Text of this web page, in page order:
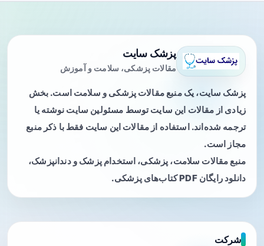
پزشک سایت
مقالات پزشکی، سلامت و آموزش
پزشک سایت، یک منبع مقالات پزشکی و سلامت است. بخش
زیادی از مقالات این سایت توسط مسئولین سایت نوشته یا
ترجمه شده‌اند. استفاده از مقالات این سایت فقط با ذکر منبع
مجاز است.
منبع مقالات سلامت، پزشکی، استخدام پزشک و دندانپزشک،
دانلود رایگان PDF کتاب‌های پزشکی.
شرکت